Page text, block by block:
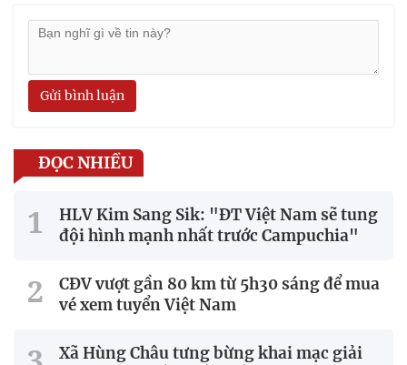
Gửi bình luận
ĐỌC NHIỀU
HLV Kim Sang Sik: "ĐT Việt Nam sẽ tung
đội hình mạnh nhất trước Campuchia"
CĐV vượt gần 80 km từ 5h30 sáng để mua
vé xem tuyển Việt Nam
Xã Hùng Châu tưng bừng khai mạc giải